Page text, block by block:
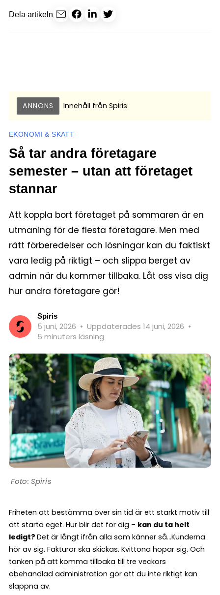
Dela artikeln
ANNONS Innehåll från Spiris
EKONOMI & SKATT
Så tar andra företagare
semester – utan att företaget
stannar
Att koppla bort företaget på sommaren är en
utmaning för de flesta företagare. Men med
rätt förberedelser och lösningar kan du faktiskt
vara ledig på riktigt – och slippa berget av
admin när du kommer tillbaka. Låt oss visa dig
hur andra företagare gör!
Spiris
5 juni, 2026 • Uppdaterades 14 juni, 2026 •
5 minuters läsning
Spiris
Friheten att bestämma över sin tid är ett starkt motiv till
att starta eget. Hur blir det för dig – kan du ta helt
ledigt? Det är långt ifrån alla som känner så…Kunderna
hör av sig. Fakturor ska skickas. Kvittona hopar sig. Och
tanken på att komma tillbaka till tre veckors
obehandlad administration gör att du inte riktigt kan
slappna av.